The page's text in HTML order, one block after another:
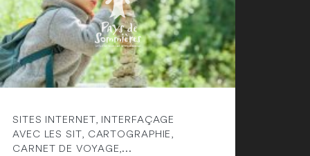
SITES INTERNET, INTERFAÇAGE
AVEC LES SIT, CARTOGRAPHIE,
CARNET DE VOYAGE,...